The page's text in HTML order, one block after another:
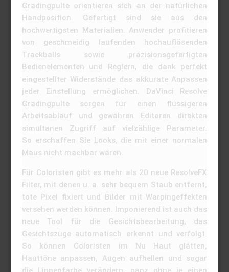
Gradingpulte orientieren sich an der natürlichen
Handposition. Gefertigt sind sie aus den
hochwertigsten Materialien. Anwender profitieren
von geschmeidig laufenden hochauflösenden
Trackballs sowie präzisionsgefertigten
Bedienelementen und Reglern, die dank perfekt
eingestellter Widerstände das akkurate Anpassen
jeder Einstellung ermöglichen. DaVinci Resolve
Gradingpulte sorgen für einen flüssigeren
Arbeitsablauf und gewähren Editoren direkten
simultanen Zugriff auf vielzählige Parameter.
So erschaffen Sie Looks, die mit einer normalen
Maus nicht machbar wären.
Für Coloristen gibt es mehr als 20 neue ResolveFX
Filter, mit denen u. a. sehr bequem Staub entfernt,
tote Pixel fixiert und Bilder mit Warpingeffekten
versehen werden können. Imponierend ist auch das
neue Tool für die Gesichtsbearbeitung, das
Gesichtszüge automatisch erkennt und verfolgt.
So können Coloristen im Nu Haut glätten,
Hauttöne anpassen, Augen aufhellen und sogar